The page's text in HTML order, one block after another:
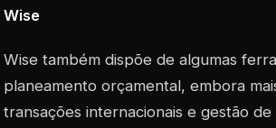
Wise
Wise também dispõe de algumas
planeamento orçamental, embora
transações internacionais e gestão de